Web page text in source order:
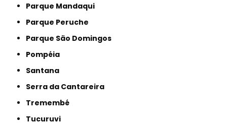
Parque Mandaqui
Parque Peruche
Parque São Domingos
Pompéia
Santana
Serra da Cantareira
Tremembé
Tucuruvi